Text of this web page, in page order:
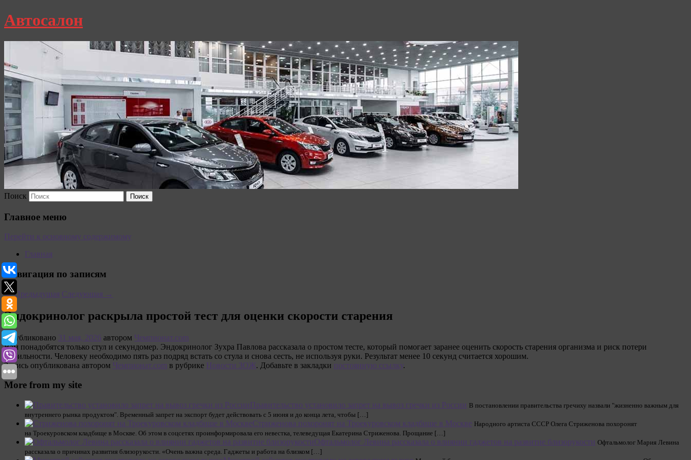
Автосалон
Поиск
Главное меню
Перейти к основному содержимому
Главная
Навигация по записям
←Предыдущая Следующая →
Эндокринолог раскрыла простой тест для оценки скорости старения
Опубликовано 31 мая, 2026 автором Чемпионат.com
Вам понадобятся только стул и секундомер. Эндокринолог Зухра Павлова рассказала о простом тесте, который помогает заранее оценить скорость старения организма и риск потери
мобильности. Человеку необходимо пять раз подряд встать со стула и снова сесть, не используя руки. Результат менее 10 секунд считается хорошим.
Запись опубликована автором Чемпионат.com в рубрике Новости ЗОЖ. Добавьте в закладки постоянную ссылку.
More from my site
Правительство установило запрет на вывоз гречки из России В постановлении правительства гречиху назвали "жизненно важным для
внутреннего рынка продуктом". Временный запрет на экспорт будет действовать с 5 июня и до конца лета, чтобы […]
Стриженова похоронят на Троекуровском кладбище в Москве Народного артиста СССР Олега Стриженова похоронят
на Троекуровском кладбище в Москве. Об этом в соцсетях проинформировала его невестка, телеведущая Екатерина Стриженова. Прощание […]
Офтальмолог Левина рассказала о влиянии гаджетов на развитие близорукости Офтальмолог Мария Левина
рассказала о причинах развития близорукости. «Очень важна среда. Гаджеты и работа на близком […]